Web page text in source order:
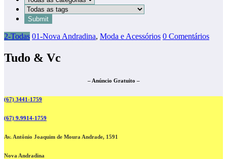
2-Todas 01-Nova Andradina, Moda e Acessórios 0 Comentários
Tudo & Vc
– Anúncio Gratuito –
(67) 3441-1759
(67) 9.9914-1759
Av. Antônio Joaquim de Moura Andrade, 1591
Nova Andradina